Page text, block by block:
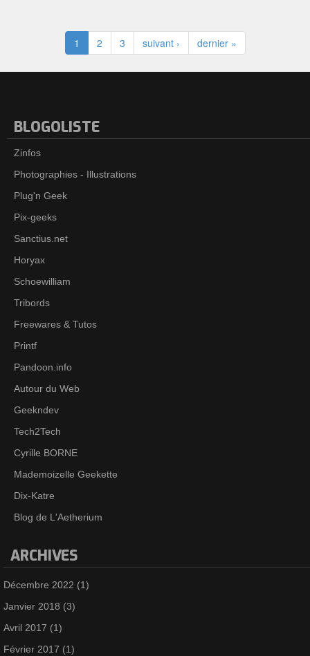
1 2 3 suivant › dernier »
BLOGOLISTE
Zinfos
Photographies - Illustrations
Plug'n Geek
Pix-geeks
Sanctius.net
Horyax
Schoewilliam
Tribords
Freewares & Tutos
Printf
Pandoon.info
Autour du Web
Geekndev
Tech2Tech
Cyrille BORNE
Mademoizelle Geekette
Dix-Katre
Blog de L'Aetherium
ARCHIVES
Décembre 2022 (1)
Janvier 2018 (3)
Avril 2017 (1)
Février 2017 (1)